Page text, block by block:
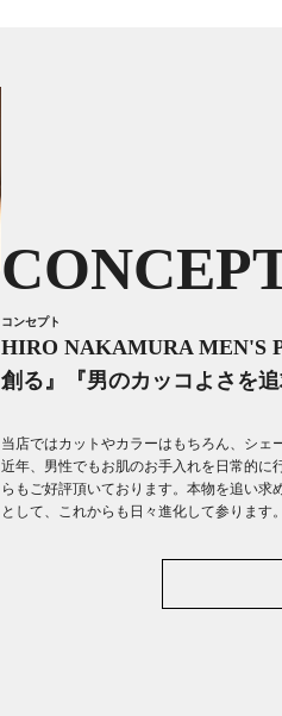
コンセプト
HIRO NAKAMURA MEN'S
創る』『男のカッコよさを追
当店ではカットやカラーはもちろん、シェ
近年、男性でもお肌のお手入れを日常的に
らもご好評頂いております。本物を追い
として、これからも日々進化して参ります。